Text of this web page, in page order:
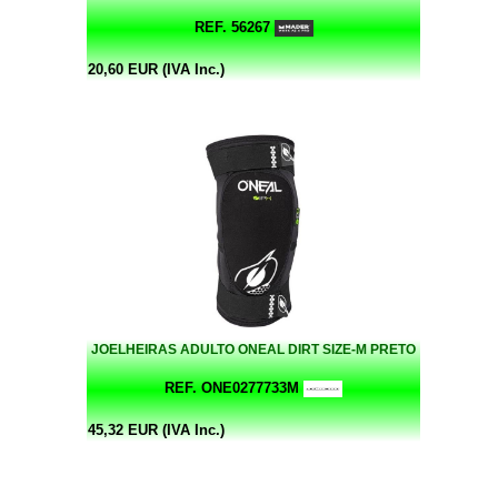
REF. 56267
20,60 EUR (IVA Inc.)
JOELHEIRAS ADULTO ONEAL DIRT SIZE-M PRETO
REF. ONE0277733M
45,32 EUR (IVA Inc.)